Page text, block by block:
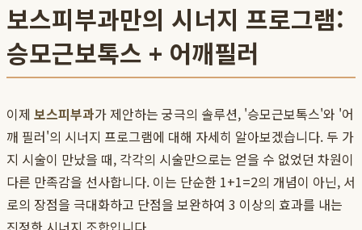
보스피부과만의 시너지 프로그램:
승모근보톡스 + 어깨필러
이제 보스피부과가 제안하는 궁극의 솔루션, '승모근보톡스'와 '어
깨 필러'의 시너지 프로그램에 대해 자세히 알아보겠습니다. 두 가
지 시술이 만났을 때, 각각의 시술만으로는 얻을 수 없었던 차원이
다른 만족감을 선사합니다. 이는 단순한 1+1=2의 개념이 아닌, 서
로의 장점을 극대화하고 단점을 보완하여 3 이상의 효과를 내는